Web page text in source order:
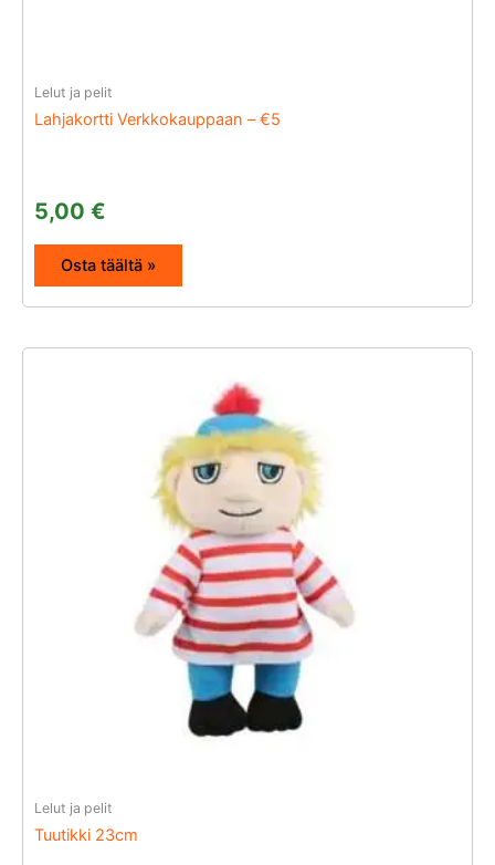
Lelut ja pelit
Lahjakortti Verkkokauppaan – €5
5,00 €
Osta täältä »
Lelut ja pelit
Tuutikki 23cm